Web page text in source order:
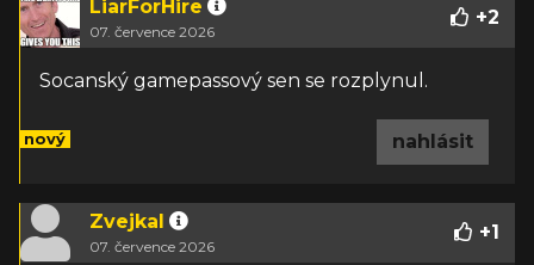
LiarForHire
07. července 2026
+2
Socanský gamepassový sen se rozplynul.
nový nahlásit
Zvejkal
07. července 2026
+1